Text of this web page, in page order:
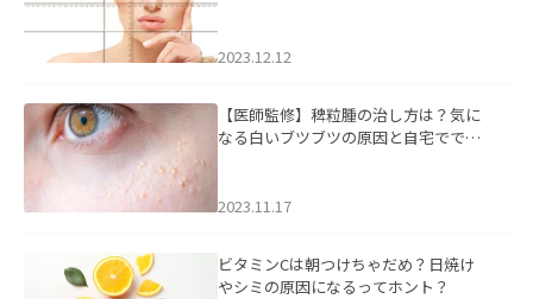
2023.12.12
【医師監修】稗粒腫の治し方は？気に
なる白いブツブツの原因と自宅ででき
2023.11.17
ビタミンCは朝つけちゃだめ？日焼け
やシミの原因になるってホント？